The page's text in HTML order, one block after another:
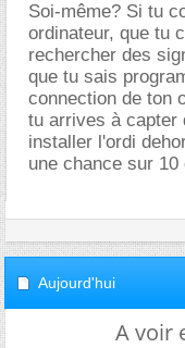
Soi-même? Si tu
ordinateur, que tu
rechercher des
que tu sais
connection de ton
tu arrives à capter
installer l'ordi
une chance sur 10
Aujourd'hui
A voir